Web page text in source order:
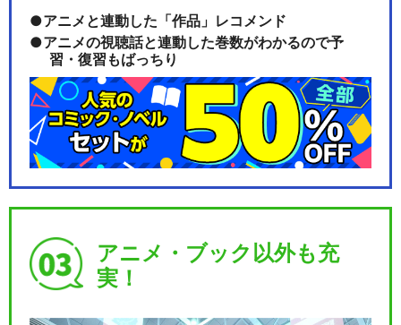
アニメと連動した「作品」レコメンド
アニメの視聴話と連動した巻数がわかるので予
習・復習もばっちり
アニメ・ブック以外も充
実！